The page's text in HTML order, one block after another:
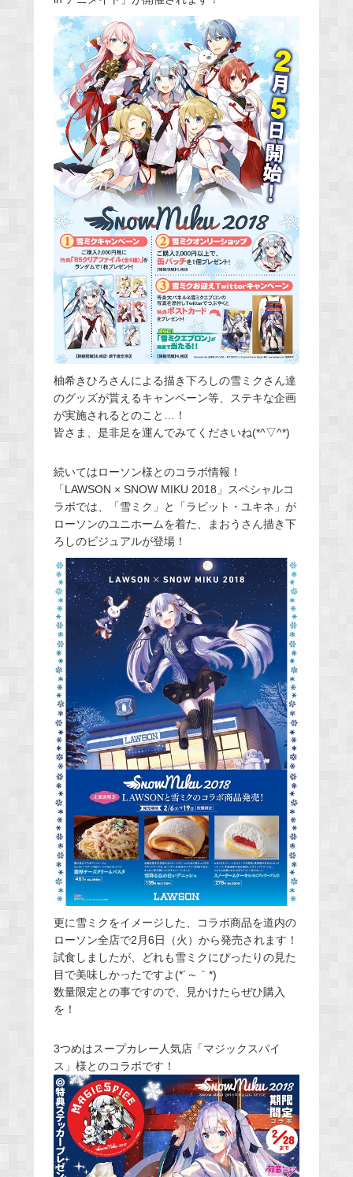
柚希きひろさんによる描き下ろしの雪ミクさん達
のグッズが貰えるキャンペーン等、ステキな企画
が実施されるとのこと…！
皆さま、是非足を運んでみてくださいね(*^▽^*)
続いてはローソン様とのコラボ情報！
「LAWSON × SNOW MIKU 2018」スペシャルコ
ラボでは、「雪ミク」と「ラビット・ユキネ」が
ローソンのユニホームを着た、まおうさん描き下
ろしのビジュアルが登場！
更に雪ミクをイメージした、コラボ商品を道内の
ローソン全店で2月6日（火）から発売されます！
試食しましたが、どれも雪ミクにぴったりの見た
目で美味しかったですよ(*´～｀*)
数量限定との事ですので、見かけたらぜひ購入
を！
3つめはスープカレー人気店「マジックスパイ
ス」様とのコラボです！